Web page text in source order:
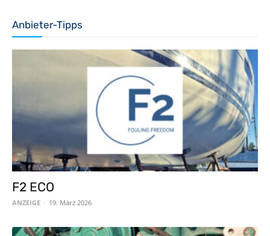
Anbieter-Tipps
F2 ECO
ANZEIGE - 19. März 2026